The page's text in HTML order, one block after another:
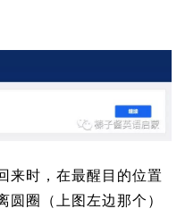
来时，在最醒目的位置
圆圈（上图左边那个）